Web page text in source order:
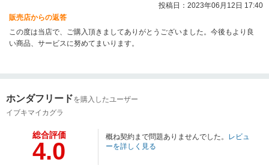
投稿日：2023年06月12日 17:40
販売店からの返答
この度は当店で、ご購入頂きましてありがとうございました。今後もより良
い商品、サービスに努めてまいります。
ホンダフリードを購入したユーザー
イブキマイカグラ
総合評価
4.0
概ね契約まで問題ありませんでした。 レビュ
ーを詳しく見る